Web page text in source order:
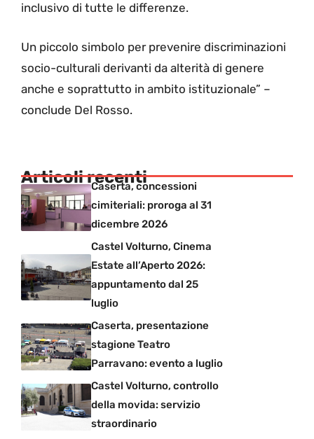
inclusivo di tutte le differenze.
Un piccolo simbolo per prevenire discriminazioni
socio-culturali derivanti da alterità di genere
anche e soprattutto in ambito istituzionale” –
conclude Del Rosso.
Articoli recenti
Caserta, concessioni
cimiteriali: proroga al 31
dicembre 2026
Castel Volturno, Cinema
Estate all’Aperto 2026:
appuntamento dal 25
luglio
Caserta, presentazione
stagione Teatro
Parravano: evento a luglio
Castel Volturno, controllo
della movida: servizio
straordinario